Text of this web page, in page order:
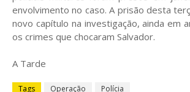
envolvimento no caso. A prisão desta
novo capítulo na investigação, ainda em
os crimes que chocaram Salvador.
A Tarde
Tags Operação Polícia